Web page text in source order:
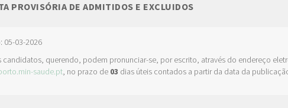
PROVISÓRIA DE ADMITIDOS E EXCLUIDOS
05-03-2026
candidatos, querendo, podem pronunciar-se, por escrito, através do endereço
saude.pt, no prazo de 03 dias úteis contados a partir da data da